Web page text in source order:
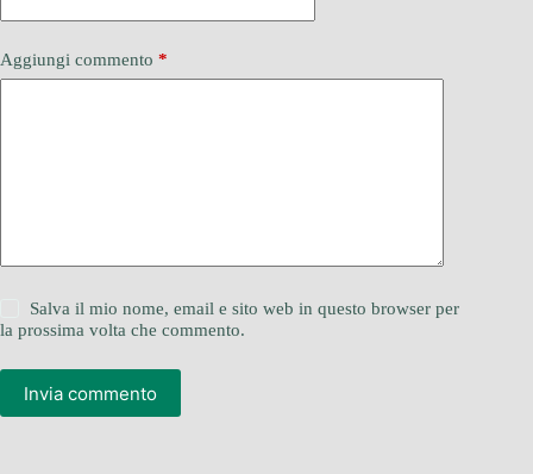
Aggiungi commento *
Salva il mio nome, email e sito web in questo browser per
la prossima volta che commento.
Invia commento